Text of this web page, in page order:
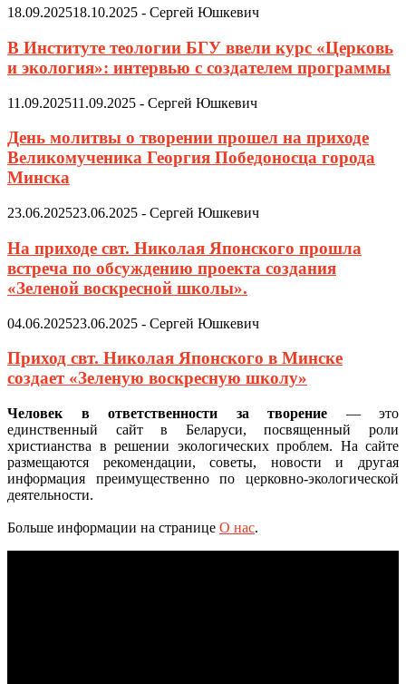
18.09.202518.10.2025 - Сергей Юшкевич
В Институте теологии БГУ ввели курс «Церковь
и экология»: интервью с создателем программы
11.09.202511.09.2025 - Сергей Юшкевич
День молитвы о творении прошел на приходе
Великомученика Георгия Победоносца города
Минска
23.06.202523.06.2025 - Сергей Юшкевич
На приходе свт. Николая Японского прошла
встреча по обсуждению проекта создания
«Зеленой воскресной школы».
04.06.202523.06.2025 - Сергей Юшкевич
Приход свт. Николая Японского в Минске
создает «Зеленую воскресную школу»
Человек в ответственности за творение — это
единственный сайт в Беларуси, посвященный роли
христианства в решении экологических проблем. На сайте
размещаются рекомендации, советы, новости и другая
информация преимущественно по церковно-экологической
деятельности.
Больше информации на странице О нас.